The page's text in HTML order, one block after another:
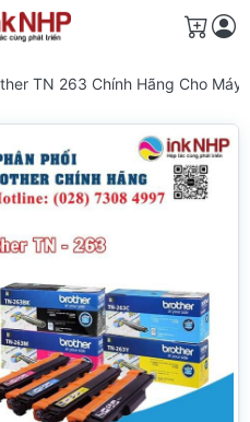
Giỏ
TN 263 Chính Hãng Cho